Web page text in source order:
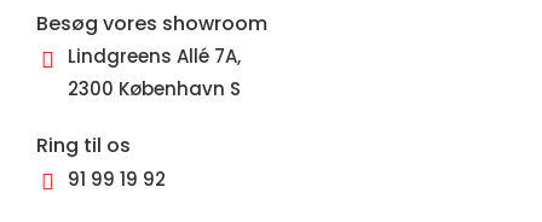
Besøg vores showroom
Lindgreens Allé 7A,
2300 København S
Ring til os
91 99 19 92